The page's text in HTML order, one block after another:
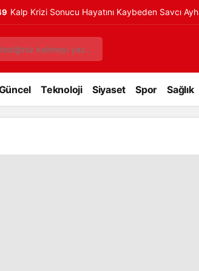
Kalp Krizi Sonucu Hayatını Kaybeden Savcı
Teknoloji Siyaset Spor Sağlık